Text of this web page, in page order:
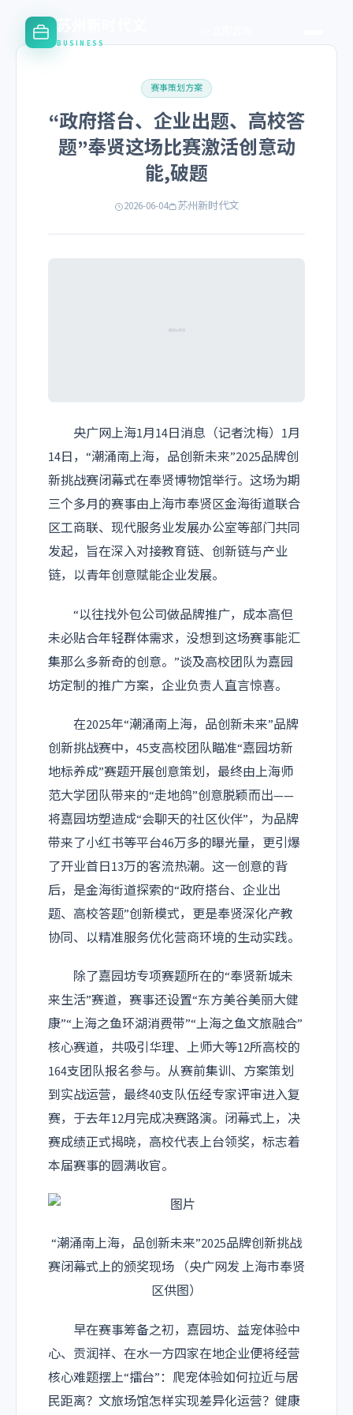
苏州新时代文
BUSINESS
赛事策划方案
“政府搭台、企业出题、高校答
题”奉贤这场比赛激活创意动
能,破题
2026-06-04 苏州新时代文
央广网上海1月14日消息（记者沈梅）1月
14日，“潮涌南上海，品创新未来”2025品牌创
新挑战赛闭幕式在奉贤博物馆举行。这场为期
三个多月的赛事由上海市奉贤区金海街道联合
区工商联、现代服务业发展办公室等部门共同
发起，旨在深入对接教育链、创新链与产业
链，以青年创意赋能企业发展。
“以往找外包公司做品牌推广，成本高但
未必贴合年轻群体需求，没想到这场赛事能汇
集那么多新奇的创意。”谈及高校团队为嘉园
坊定制的推广方案，企业负责人直言惊喜。
在2025年“潮涌南上海，品创新未来”品牌
创新挑战赛中，45支高校团队瞄准“嘉园坊新
地标养成”赛题开展创意策划，最终由上海师
范大学团队带来的“走地鸽”创意脱颖而出——
将嘉园坊塑造成“会聊天的社区伙伴”，为品牌
带来了小红书等平台46万多的曝光量，更引爆
了开业首日13万的客流热潮。这一创意的背
后，是金海街道探索的“政府搭台、企业出
题、高校答题”创新模式，更是奉贤深化产教
协同、以精准服务优化营商环境的生动实践。
除了嘉园坊专项赛题所在的“奉贤新城未
来生活”赛道，赛事还设置“东方美谷美丽大健
康”“上海之鱼环湖消费带”“上海之鱼文旅融合”
核心赛道，共吸引华理、上师大等12所高校的
164支团队报名参与。从赛前集训、方案策划
到实战运营，最终40支队伍经专家评审进入复
赛，于去年12月完成决赛路演。闭幕式上，决
赛成绩正式揭晓，高校代表上台领奖，标志着
本届赛事的圆满收官。
“潮涌南上海，品创新未来”2025品牌创新挑战
赛闭幕式上的颁奖现场 （央广网发 上海市奉贤
区供图）
早在赛事筹备之初，嘉园坊、益宠体验中
心、贡润祥、在水一方四家在地企业便将经营
核心难题摆上“擂台”：爬宠体验如何拉近与居
民距离？文旅场馆怎样实现差异化运营？健康